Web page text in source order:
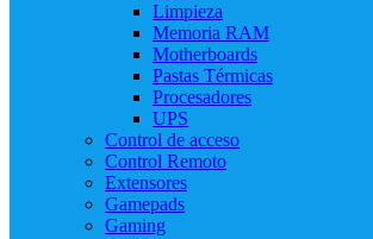
Limpieza
Memoria RAM
Motherboards
Pastas Térmicas
Procesadores
UPS
Control de acceso
Control Remoto
Extensores
Gamepads
Gaming